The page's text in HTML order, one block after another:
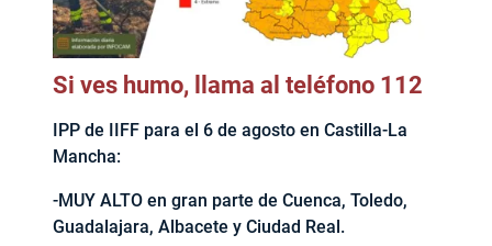
Si ves humo, llama al teléfono 112
IPP de IIFF para el 6 de agosto en Castilla-La
Mancha:
-MUY ALTO en gran parte de Cuenca, Toledo,
Guadalajara, Albacete y Ciudad Real.